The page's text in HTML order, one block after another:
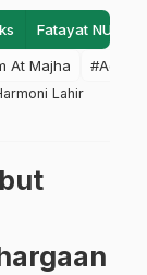
Fatayat NU
At Majha #Admin
Lahir